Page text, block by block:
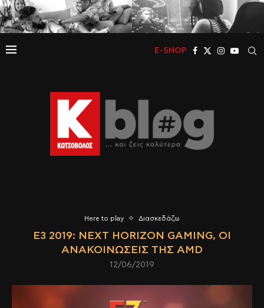
E-SHOP
Here to play Διασκεδάζω
Ε3 2019: NEXT HORIZON GAMING, ΟΙ
ΑΝΑΚΟΙΝΏΣΕΙΣ ΤΗΣ AMD
12/06/2019